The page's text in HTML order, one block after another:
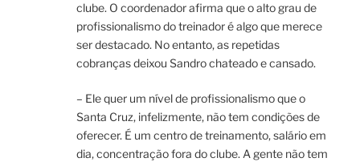
clube. O coordenador afirma que o alto grau de
profissionalismo do treinador é algo que merece
ser destacado. No entanto, as repetidas
cobranças deixou Sandro chateado e cansado.
– Ele quer um nível de profissionalismo que o
Santa Cruz, infelizmente, não tem condições de
oferecer. É um centro de treinamento, salário em
dia, concentração fora do clube. A gente não tem